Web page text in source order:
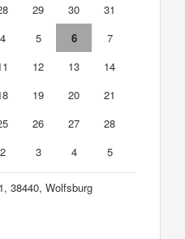
29 30
31
4 5 6
7
12 13
14
19 20
21
26 27
28
2 3 4 5
38440, Wolfsburg